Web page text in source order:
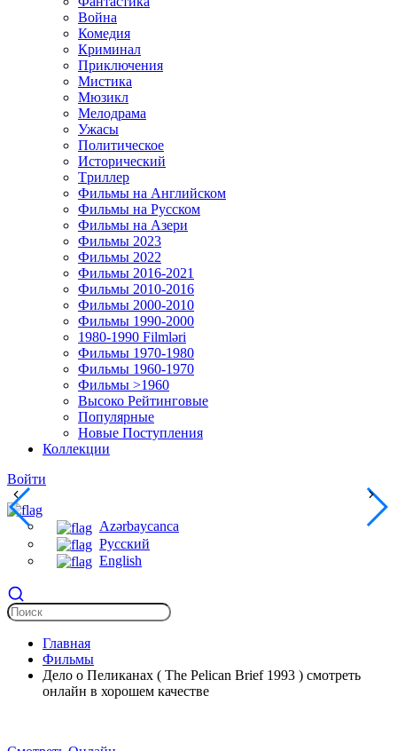
Война
Комедия
Криминал
Приключения
Мистика
Мюзикл
Мелодрама
Ужасы
Политическое
Исторический
Tриллер
Фильмы на Английском
Фильмы на Русском
Фильмы на Азери
Фильмы 2023
Фильмы 2022
Фильмы 2016-2021
Фильмы 2010-2016
Фильмы 2000-2010
Фильмы 1990-2000
1980-1990 Filmləri
Фильмы 1970-1980
Фильмы 1960-1970
Фильмы >1960
Высоко Рейтинговые
Популярные
Новые Поступления
Коллекции
Войти
Azərbaycanca
Русский
English
Главная
Фильмы
Дело о Пеликанах ( The Pelican Brief 1993 ) смотреть
онлайн в хорошем качестве